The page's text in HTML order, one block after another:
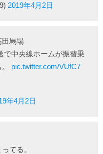
2019年4月2日
田馬場
で中央線ホームが振替乗
pic.twitter.com/VUfC7
年4月2日
てる。